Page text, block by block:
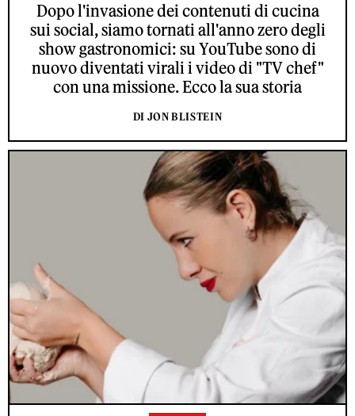
Dopo l'invasione dei contenuti di cucina
sui social, siamo tornati all'anno zero degli
show gastronomici: su YouTube sono di
nuovo diventati virali i video di "TV chef"
con una missione. Ecco la sua storia
DI JON BLISTEIN